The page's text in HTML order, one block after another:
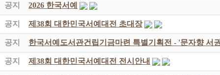
공지 2026 한국서예
공지 제38회 대한민국서예대전 초대장
공지 한국서예도서관건립기금마련 특별기획전 - '문자향 서
공지 제38회 대한민국서예대전 전시안내